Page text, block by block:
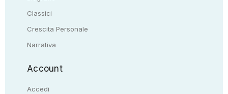
Classici
Crescita Personale
Narrativa
Account
Accedi